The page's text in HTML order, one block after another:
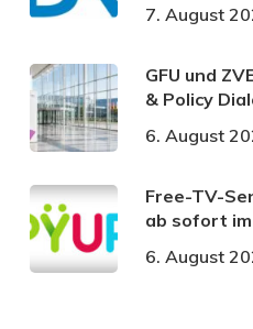
7. August
GFU und
& Policy
6. August
Free-TV-
ab sofort im
6. August